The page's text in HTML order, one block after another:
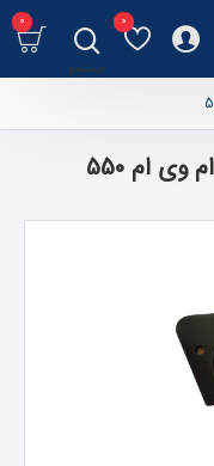
0
0
ام 550